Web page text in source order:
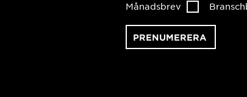
Månadsbrev